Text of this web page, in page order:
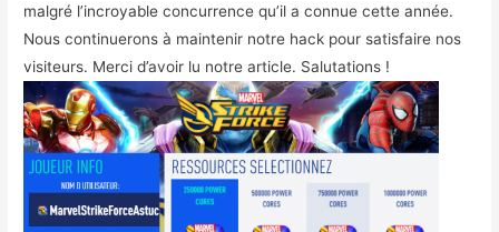
malgré l’incroyable concurrence qu’il a connue cette année.
Nous continuerons à maintenir notre hack pour satisfaire nos
visiteurs. Merci d’avoir lu notre article. Salutations !